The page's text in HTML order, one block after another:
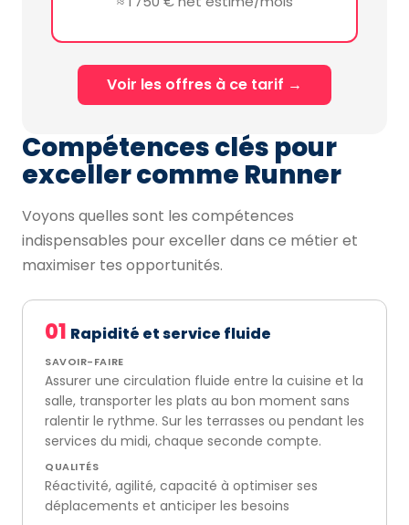
Voir les offres à ce tarif →
Compétences clés pour
exceller comme Runner
Voyons quelles sont les compétences
indispensables pour exceller dans ce métier et
maximiser tes opportunités.
01 Rapidité et service fluide
SAVOIR-FAIRE
Assurer une circulation fluide entre la cuisine et la
salle, transporter les plats au bon moment sans
ralentir le rythme. Sur les terrasses ou pendant les
services du midi, chaque seconde compte.
QUALITÉS
Réactivité, agilité, capacité à optimiser ses
déplacements et anticiper les besoins